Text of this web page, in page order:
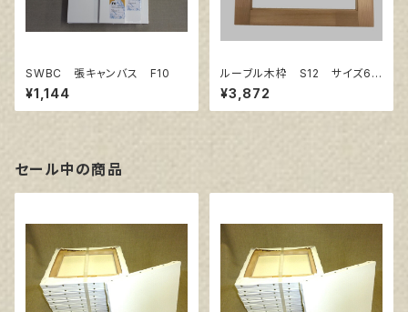
SWBC 張キャンバス F10
¥1,144
ルーブル木枠 S12 サイズ60
6㎜×606㎜
¥3,872
セール中の商品